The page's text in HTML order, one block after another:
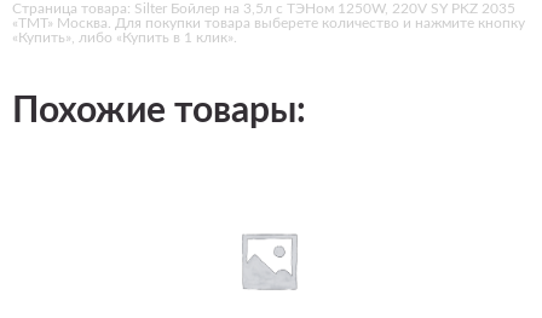
Страница товара: Silter Бойлер на 3,5л с ТЭНом 1250W, 220V SY PKZ 2035
«ТМТ» Москва. Для покупки товара выберете количество и нажмите кнопку
«Купить», либо «Купить в 1 клик».
Похожие товары: